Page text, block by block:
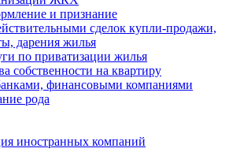
и признание
сделок купли-продажи,
дарения жилья
по приватизации жилья
собственности на квартиру
финансовыми компаниями
рода
иностранных компаний